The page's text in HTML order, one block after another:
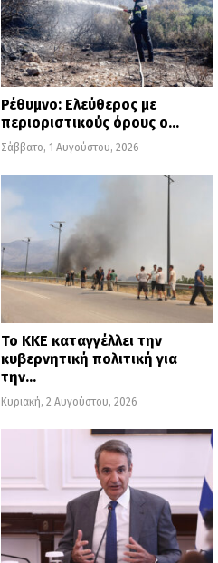
Ρέθυμνο: Ελεύθερος με
περιοριστικούς όρους ο…
Σάββατο, 1 Αυγούστου, 2026
Το ΚΚΕ καταγγέλλει την
κυβερνητική πολιτική για
την…
Κυριακή, 2 Αυγούστου, 2026